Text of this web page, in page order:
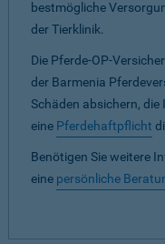
bestmögliche
der Tierklinik.
Die Pferde-OP-
der Barmenia
Schäden absichern,
eine Pferdehaftpflicht
Benötigen Sie weitere
eine persönliche